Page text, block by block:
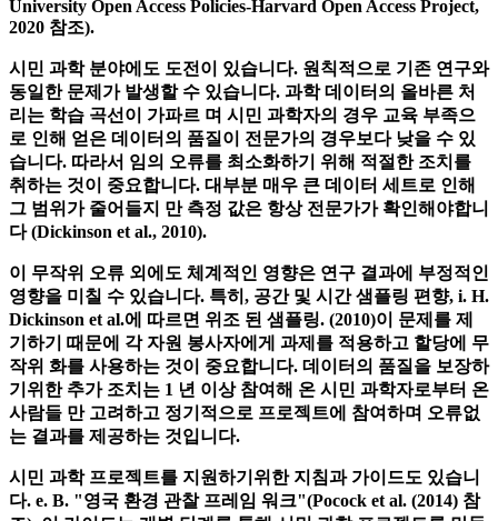
다루는 한 가지 방법 일뿐임을 분명히합니다. Open Access의
올바른 사용을 가능하게하기위한 "Good Practices"도이 영역
에서 개발되었습니다 (예를 들어, Good Practices for
University Open Access Policies-Harvard Open Access Project,
2020 참조).
시민 과학 분야에도 도전이 있습니다. 원칙적으로 기존 연구와
동일한 문제가 발생할 수 있습니다. 과학 데이터의 올바른 처
리는 학습 곡선이 가파르 며 시민 과학자의 경우 교육 부족으
로 인해 얻은 데이터의 품질이 전문가의 경우보다 낮을 수 있
습니다. 따라서 임의 오류를 최소화하기 위해 적절한 조치를
그 범위가 줄어들지 만 측정 값은 항상 전문가가 확인해야합니
다 (Dickinson et al., 2010).
이 무작위 오류 외에도 체계적인 영향은 연구 결과에 부정적인
영향을 미칠 수 있습니다. 특히, 공간 및 시간 샘플링 편향, i. H.
Dickinson et al.에 따르면 위조 된 샘플링. (2010)이 문제를 제
기하기 때문에 각 자원 봉사자에게 과제를 적용하고 할당에 무
작위 화를 사용하는 것이 중요합니다. 데이터의 품질을 보장하
사람들 만 고려하고 정기적으로 프로젝트에 참여하며 오류없
는 결과를 제공하는 것입니다.